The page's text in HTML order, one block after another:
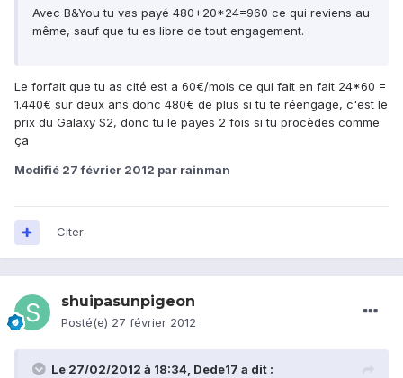
Avec B&You tu vas payé 480+20*24=960 ce qui reviens au
même, sauf que tu es libre de tout engagement.
Le forfait que tu as cité est a 60€/mois ce qui fait en fait 24*60 =
1.440€ sur deux ans donc 480€ de plus si tu te réengage, c'est le
prix du Galaxy S2, donc tu le payes 2 fois si tu procèdes comme
ça
Modifié 27 février 2012 par rainman
Citer
shuipasunpigeon
Posté(e) 27 février 2012
Le 27/02/2012 à 18:34, Dede17 a dit :